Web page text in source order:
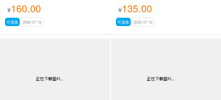
¥160.00
可退换 2026-07-16
¥135.00
可退换 2026-07-16